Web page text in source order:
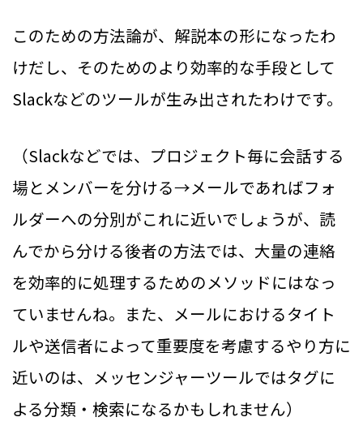
このための方法論が、解説本の形になったわ
けだし、そのためのより効率的な手段として
Slackなどのツールが生み出されたわけです。
（Slackなどでは、プロジェクト毎に会話する
場とメンバーを分ける→メールであればフォ
ルダーへの分別がこれに近いでしょうが、読
んでから分ける後者の方法では、大量の連絡
を効率的に処理するためのメソッドにはなっ
ていませんね。また、メールにおけるタイト
ルや送信者によって重要度を考慮するやり方に
近いのは、メッセンジャーツールではタグに
よる分類・検索になるかもしれません）